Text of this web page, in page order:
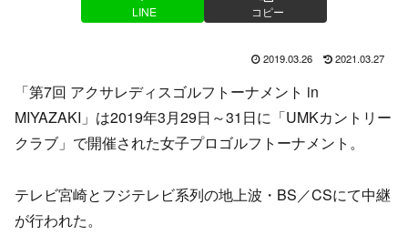
LINE コピー
2019.03.26 2021.03.27
「第7回 アクサレディスゴルフトーナメント in
MIYAZAKI」は2019年3月29日～31日に「UMKカントリー
クラブ」で開催された女子プロゴルフトーナメント。
テレビ宮崎とフジテレビ系列の地上波・BS／CSにて中継
が行われた。